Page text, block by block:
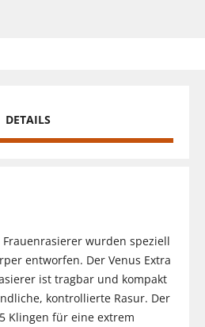
DETAILS
wurden speziell
entworfen. Der Venus Extra
ist tragbar und kompakt
kontrollierte Rasur. Der
Klingen für eine extrem